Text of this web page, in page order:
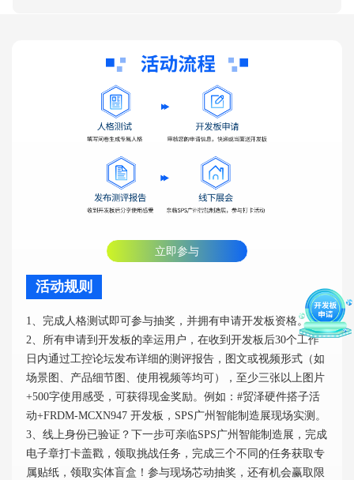
立即参与
活动规则
1、完成人格测试即可参与抽奖，并拥有申请开发板资格。
2、所有申请到开发板的幸运用户，在收到开发板后30个工作
日内通过工控论坛发布详细的测评报告，图文或视频形式（如
场景图、产品细节图、使用视频等均可），至少三张以上图片
+500字使用感受，可获得现金奖励。例如：#贸泽硬件搭子活
动+FRDM-MCXN947 开发板，SPS广州智能制造展现场实测。
3、线上身份已验证？下一步可亲临SPS广州智能制造展，完成
电子章打卡盖戳，领取挑战任务，完成三个不同的任务获取专
属贴纸，领取实体盲盒！参与现场芯动抽奖，还有机会赢取限